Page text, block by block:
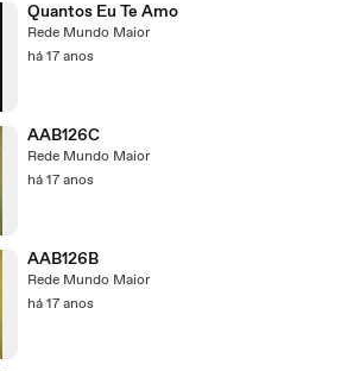
Quantos Eu Te Amo
Rede Mundo Maior
há 17 anos
AAB126C
Rede Mundo Maior
há 17 anos
AAB126B
Rede Mundo Maior
há 17 anos